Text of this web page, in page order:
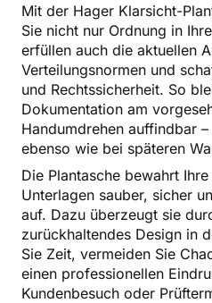
Mit der Hager Klarsicht-
Sie nicht nur Ordnung in
erfüllen auch die aktuellen
Verteilungsnormen und
und Rechtssicherheit. So
Dokumentation am
Handumdrehen auffindbar
ebenso wie bei späteren
Die Plantasche bewahrt
Unterlagen sauber, sicher
auf. Dazu überzeugt sie
zurückhaltendes Design in
Sie Zeit, vermeiden Sie
einen professionellen
Kundenbesuch oder